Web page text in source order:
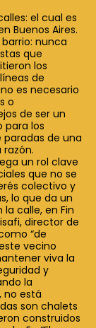
el cual es
Buenos Aires.
nunca
que
los
de
es necesario
o
de ser un
para los
paradas de una
un rol clave
que no se
colectivo y
lo que da un
calle, en Fin
director de
“de
vecino
viva la
y
la
no está
son chalets
construidos